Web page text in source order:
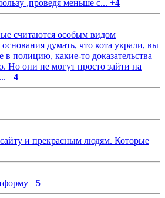
,проведя меньше с... +4
считаются особым видом
думать, что кота украли, вы
в полицию, какие-то доказательства
Но они не могут просто зайти на
+4
и прекрасным людям. Которые
+5